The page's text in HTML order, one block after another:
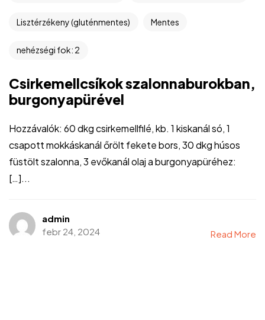
Lisztérzékeny (gluténmentes) Mentes
nehézségi fok: 2
Csirkemellcsíkok szalonnaburokban,
burgonyapürével
Hozzávalók: 60 dkg csirkemellfilé, kb. 1 kiskanál só, 1
csapott mokkáskanál őrölt fekete bors, 30 dkg húsos
füstölt szalonna, 3 evőkanál olaj a burgonyapüréhez:
[…]...
admin
febr 24, 2024
Read More